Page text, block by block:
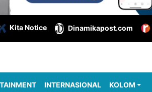
Kita Notice Dinamikapost.com
INTERNASIONAL KOLOM